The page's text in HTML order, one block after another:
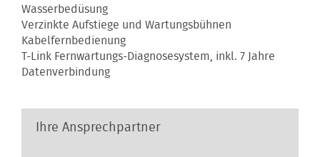
Wasserbedüsung
Verzinkte Aufstiege und Wartungsbühnen
Kabelfernbedienung
T-Link Fernwartungs-Diagnosesystem, inkl. 7 Jahre
Datenverbindung
Ihre Ansprechpartner